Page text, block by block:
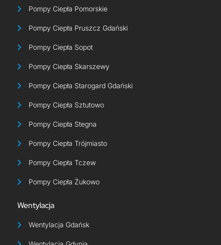
Pompy Ciepła Pomorskie
Pompy Ciepła Pruszcz Gdański
Pompy Ciepła Sopot
Pompy Ciepła Skarszewy
Pompy Ciepła Starogard Gdański
Pompy Ciepła Sztutowo
Pompy Ciepła Stegna
Pompy Ciepła Trójmiasto
Pompy Ciepła Tczew
Pompy Ciepła Żukowo
Wentylacja
Wentylacja Gdańsk